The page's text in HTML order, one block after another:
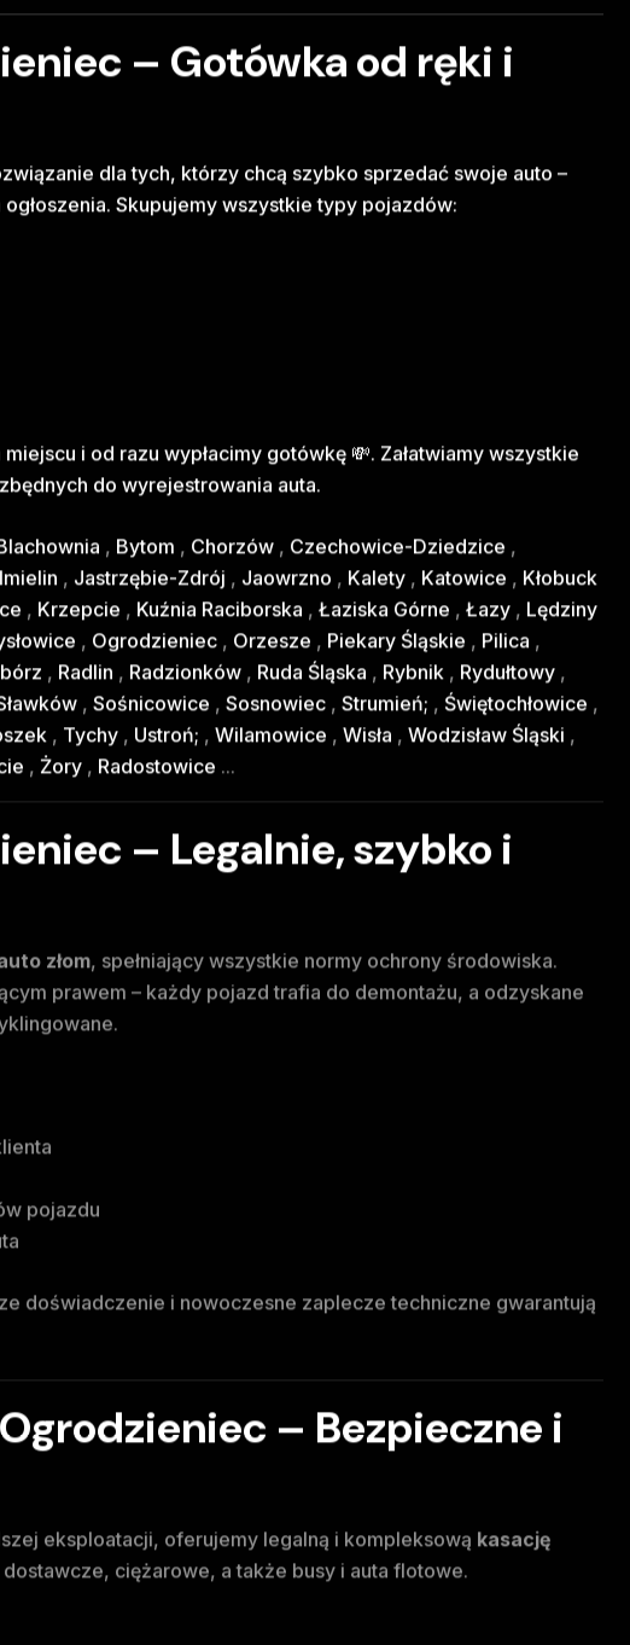
– Gotówka od ręki i
dla tych, którzy chcą szybko sprzedać swoje auto –
Skupujemy wszystkie typy pojazdów:
i od razu wypłacimy gotówkę 💸. Załatwiamy wszystkie
do wyrejestrowania auta.
, Bytom , Chorzów , Czechowice-Dziedzice ,
Imielin , Jastrzębie-Zdrój , Jaowrzno , Kalety , Katowice , Kłobuck
, Krzepcie , Kuźnia Raciborska , Łaziska Górne , Łazy , Lędziny
, Ogrodzieniec , Orzesze , Piekary Śląskie , Pilica ,
, Radlin , Radzionków , Ruda Śląska , Rybnik , Rydułtowy ,
, Sośnicowice , Sosnowiec , Strumień; , Świętochłowice ,
, Tychy , Ustroń; , Wilamowice , Wisła , Wodzisław Śląski ,
, Żory , Radostowice ...
– Legalnie, szybko i
złom, spełniający wszystkie normy ochrony środowiska.
prawem – każdy pojazd trafia do demontażu, a odzyskane
pojazdu
doświadczenie i nowoczesne zaplecze techniczne gwarantują
– Bezpieczne i
eksploatacji, oferujemy legalną i kompleksową kasację
ciężarowe, a także busy i auta flotowe.